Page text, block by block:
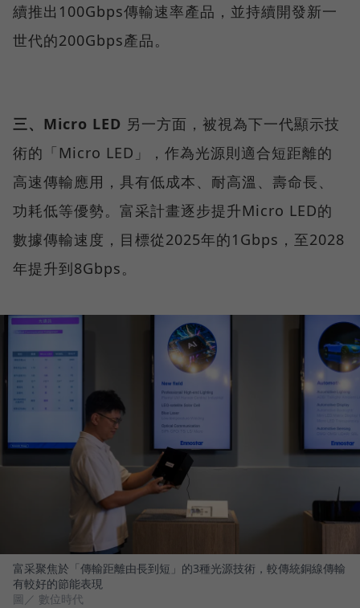
續推出100Gbps傳輸速率產品，並持續開發新一
世代的200Gbps產品。
三、Micro LED 另一方面，被視為下一代顯示技
術的「Micro LED」，作為光源則適合短距離的
高速傳輸應用，具有低成本、耐高溫、壽命長、
功耗低等優勢。富采計畫逐步提升Micro LED的
數據傳輸速度，目標從2025年的1Gbps，至2028
年提升到8Gbps。
富采聚焦於「傳輸距離由長到短」的3種光源技術，較傳統銅線傳輸
有較好的節能表現
圖／ 數位時代